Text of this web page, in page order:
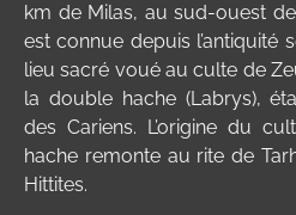
km de Milas, au sud-ouest
est connue depuis l’antiquité
lieu sacré voué au culte de
la double hache (Labrys),
des Cariens. L’origine du
hache remonte au rite de
Hittites.